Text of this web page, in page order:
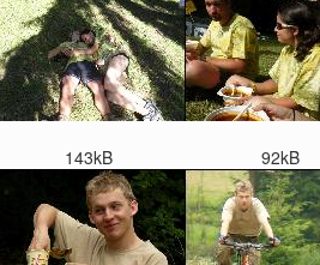
143kB 92kB